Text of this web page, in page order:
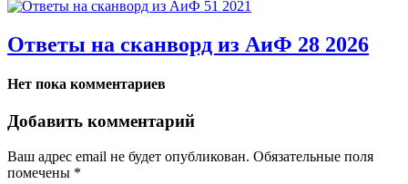
Ответы на сканворд из АиФ 28 2026
Нет пока комментариев
Добавить комментарий
Ваш адрес email не будет опубликован. Обязательные поля
помечены *